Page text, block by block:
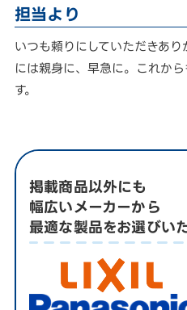
担当より
いつも頼りにしていただきあり
には親身に、早急に。これか
す。
掲載商品以外にも
幅広いメーカーから
最適な製品をお選びい